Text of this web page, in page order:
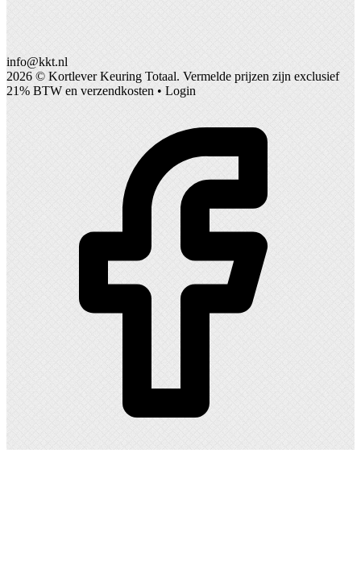
info@kkt.nl
2026 © Kortlever Keuring Totaal. Vermelde prijzen zijn exclusief
21% BTW en verzendkosten • Login